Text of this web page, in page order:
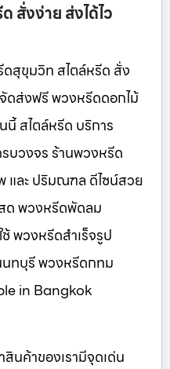
สั่งง่าย ส่งได้ไว
สุขุมวิท สไตล์หรีด สั่ง
ดส่งฟรี พวงหรีดดอกไม้
นี้ สไตล์หรีด บริการ
บวงจร ร้านพวงหรีด
และ ปริมณฑล ดีไซน์สวย
ด พวงหรีดพัดลม
พวงหรีดสำเร็จรูป
ทบุรี พวงหรีดกทม
in Bangkok
นค้าของเรามีจุดเด่น